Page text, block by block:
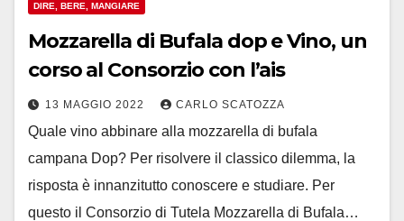
DIRE, BERE, MANGIARE
Mozzarella di Bufala dop e Vino, un
corso al Consorzio con l’ais
13 MAGGIO 2022 CARLO SCATOZZA
Quale vino abbinare alla mozzarella di bufala
campana Dop? Per risolvere il classico dilemma, la
risposta è innanzitutto conoscere e studiare. Per
questo il Consorzio di Tutela Mozzarella di Bufala…